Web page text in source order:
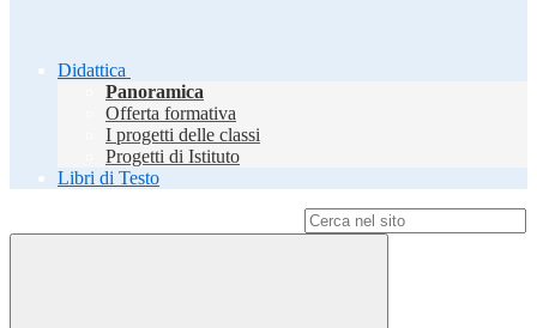
Didattica
Panoramica
Offerta formativa
I progetti delle classi
Progetti di Istituto
Libri di Testo